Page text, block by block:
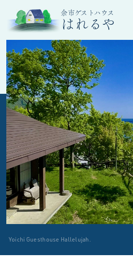
余市ゲストハウス
はれるや
Yoichi Guesthouse Hallelujah.